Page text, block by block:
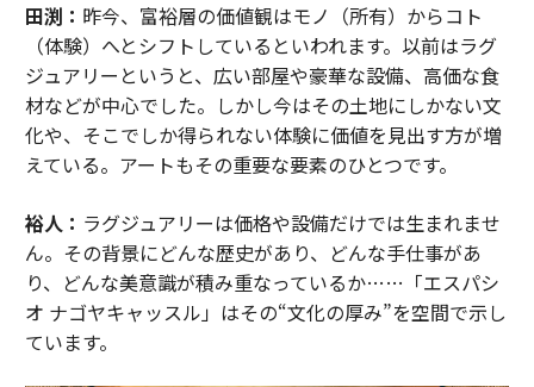
田渕： 昨今、富裕層の価値観はモノ（所有）からコト
（体験）へとシフトしているといわれます。以前はラグ
ジュアリーというと、広い部屋や豪華な設備、高価な食
材などが中心でした。しかし今はその土地にしかない文
化や、そこでしか得られない体験に価値を見出す方が増
えている。アートもその重要な要素のひとつです。
裕人： ラグジュアリーは価格や設備だけでは生まれませ
ん。その背景にどんな歴史があり、どんな手仕事があ
り、どんな美意識が積み重なっているか……「エスパシ
オ ナゴヤキャッスル」はその“文化の厚み”を空間で示し
ています。